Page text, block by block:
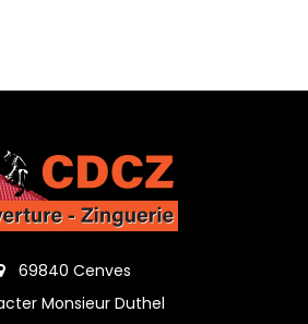
69840 Cenves
Monsieur Duthel